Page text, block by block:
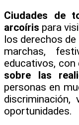
Ciudades de
arcoíris para
los derechos
marchas,
educativos, con
sobre las
personas en
oportunidades.